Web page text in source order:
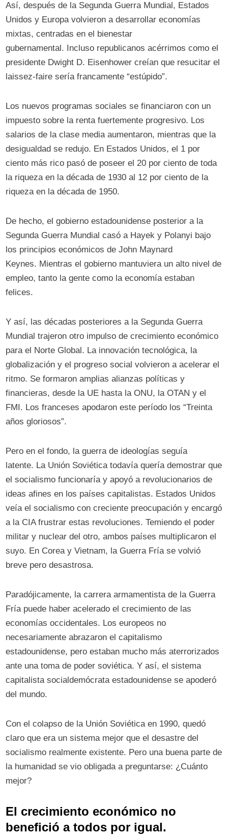
Así, después de la Segunda Guerra Mundial, Estados
Unidos y Europa volvieron a desarrollar economías
mixtas, centradas en el bienestar
gubernamental. Incluso republicanos acérrimos como el
presidente Dwight D. Eisenhower creían que resucitar el
laissez-faire sería francamente “estúpido”.
Los nuevos programas sociales se financiaron con un
impuesto sobre la renta fuertemente progresivo. Los
salarios de la clase media aumentaron, mientras que la
desigualdad se redujo. En Estados Unidos, el 1 por
ciento más rico pasó de poseer el 20 por ciento de toda
la riqueza en la década de 1930 al 12 por ciento de la
riqueza en la década de 1950.
De hecho, el gobierno estadounidense posterior a la
Segunda Guerra Mundial casó a Hayek y Polanyi bajo
los principios económicos de John Maynard
Keynes. Mientras el gobierno mantuviera un alto nivel de
empleo, tanto la gente como la economía estaban
felices.
Y así, las décadas posteriores a la Segunda Guerra
Mundial trajeron otro impulso de crecimiento económico
para el Norte Global. La innovación tecnológica, la
globalización y el progreso social volvieron a acelerar el
ritmo. Se formaron amplias alianzas políticas y
financieras, desde la UE hasta la ONU, la OTAN y el
FMI. Los franceses apodaron este período los “Treinta
años gloriosos”.
Pero en el fondo, la guerra de ideologías seguía
latente. La Unión Soviética todavía quería demostrar que
el socialismo funcionaría y apoyó a revolucionarios de
ideas afines en los países capitalistas. Estados Unidos
veía el socialismo con creciente preocupación y encargó
a la CIA frustrar estas revoluciones. Temiendo el poder
militar y nuclear del otro, ambos países multiplicaron el
suyo. En Corea y Vietnam, la Guerra Fría se volvió
breve pero desastrosa.
Paradójicamente, la carrera armamentista de la Guerra
Fría puede haber acelerado el crecimiento de las
economías occidentales. Los europeos no
necesariamente abrazaron el capitalismo
estadounidense, pero estaban mucho más aterrorizados
ante una toma de poder soviética. Y así, el sistema
capitalista socialdemócrata estadounidense se apoderó
del mundo.
Con el colapso de la Unión Soviética en 1990, quedó
claro que era un sistema mejor que el desastre del
socialismo realmente existente. Pero una buena parte de
la humanidad se vio obligada a preguntarse: ¿Cuánto
mejor?
El crecimiento económico no
benefició a todos por igual.